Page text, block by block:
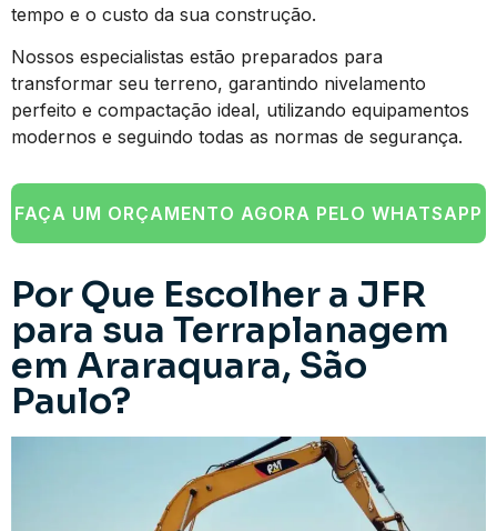
tempo e o custo da sua construção.
Nossos especialistas estão preparados para
transformar seu terreno, garantindo nivelamento
perfeito e compactação ideal, utilizando equipamentos
modernos e seguindo todas as normas de segurança.
FAÇA UM ORÇAMENTO AGORA PELO WHATSAPP
Por Que Escolher a JFR
para sua Terraplanagem
em Araraquara, São
Paulo?